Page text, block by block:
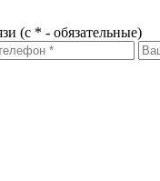
(с * - обязательные)